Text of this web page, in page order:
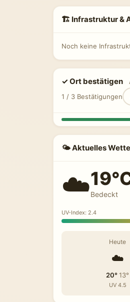
🏗 Infrastruktur &
Noch keine
✓ Ort bestätigen
1 / 3 Bestätigungen
🌤 Aktuelles
☁️Bedeckt
UV-Index: 2.4
Heute
☁️
20°13°
UV 4.5